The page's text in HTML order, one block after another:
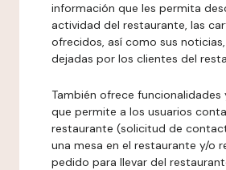
información que les permita
actividad del restaurante, las
ofrecidos, así como sus
dejadas por los clientes del
También ofrece funcionalidades
que permite a los usuarios
restaurante (solicitud de
una mesa en el restaurante y/o
pedido para llevar del